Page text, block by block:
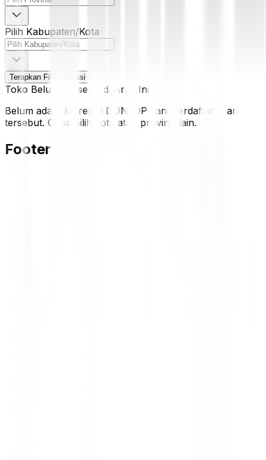
Pilih Kabupaten/Kota
Terapkan Filter Lokasi
Toko Belum Tersedia di Area Ini
Belum ada toko resmi DUNLOP yang terdaftar di area
tersebut. Coba pilih kota atau provinsi lain.
Footer